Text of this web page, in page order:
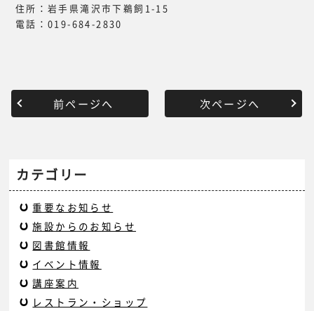
住所：岩手県滝沢市下鵜飼1-15
電話：019-684-2830
前ページへ 次ページへ
カテゴリー
重要なお知らせ
施設からのお知らせ
図書館情報
イベント情報
講座案内
レストラン・ショップ